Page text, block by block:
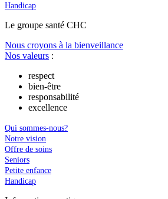
Handicap
Le groupe santé CHC
Nous croyons à la bienveillance
Nos valeurs :
respect
bien-être
responsabilité
excellence
Qui sommes-nous?
Notre vision
Offre de soins
Seniors
Petite enfance
Handicap